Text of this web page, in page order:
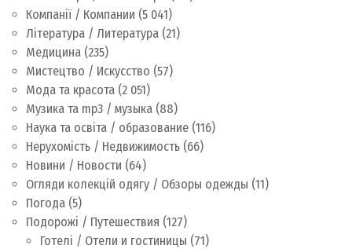
Компанії / Компании (5 041)
Література / Литература (21)
Медицина (235)
Мистецтво / Искусство (57)
Мода та красота (2 051)
Музика та mp3 / музыка (88)
Наука та освіта / образование (116)
Нерухомість / Недвижимость (66)
Новини / Новости (64)
Огляди колекцій одягу / Обзоры одежды (11)
Погода (5)
Подорожі / Путешествия (127)
Готелі / Отели и гостиницы (71)